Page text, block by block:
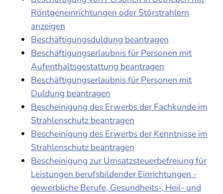
Röntgeneinrichtungen oder Störstrahlern
anzeigen
Beschäftigungsduldung beantragen
Beschäftigungserlaubnis für Personen mit
Aufenthaltsgestattung beantragen
Beschäftigungserlaubnis für Personen mit
Duldung beantragen
Bescheinigung des Erwerbs der Fachkunde im
Strahlenschutz beantragen
Bescheinigung des Erwerbs der Kenntnisse im
Strahlenschutz beantragen
Bescheinigung zur Umsatzsteuerbefreiung für
Leistungen berufsbildender Einrichtungen -
gewerbliche Berufe, Gesundheits-, Heil- und